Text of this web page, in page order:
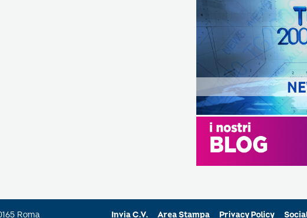
Roma Invia C.V. Area Stampa Privacy Policy